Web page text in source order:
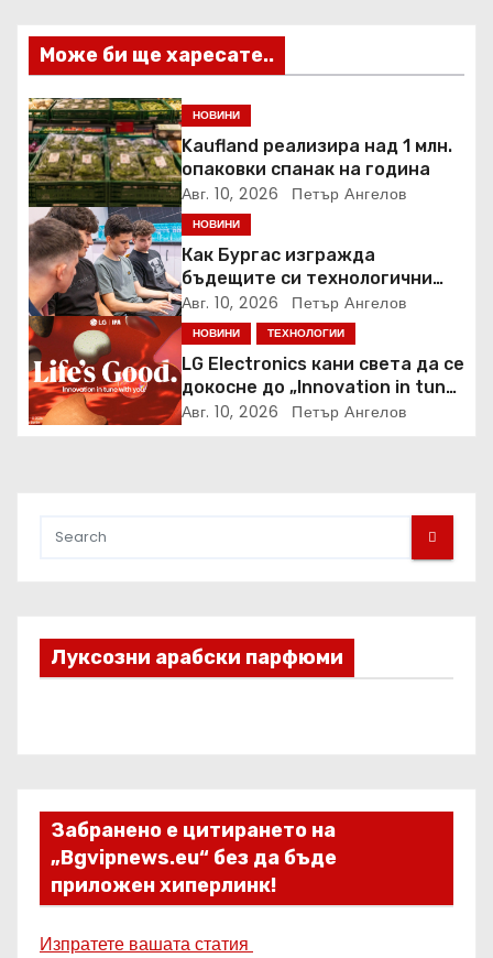
и
я
Може би ще харесате..
НОВИНИ
Kaufland реализира над 1 млн.
опаковки спанак на година
Авг. 10, 2026 Петър Ангелов
НОВИНИ
Как Бургас изгражда
бъдещите си технологични
специалисти още в училище?
Авг. 10, 2026 Петър Ангелов
НОВИНИ ТЕХНОЛОГИИ
LG Electronics кани света да се
докосне до „Innovation in tune
with you“ на IFA 2026
Авг. 10, 2026 Петър Ангелов
Луксозни арабски парфюми
Забранено е цитирането на
„Bgvipnews.eu“ без да бъде
приложен хиперлинк!
Изпратете вашата статия